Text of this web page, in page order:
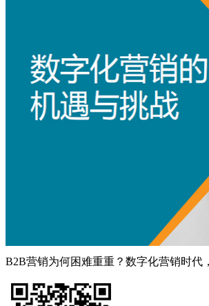
B2B营销为何困难重重？数字化营销时代